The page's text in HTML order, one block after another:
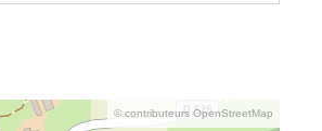
© contributeurs OpenStreetMap